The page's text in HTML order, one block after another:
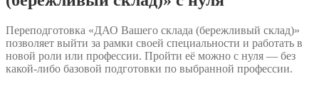
Переподготовка «ДАО Вашего склада (бережливый склад)»
позволяет выйти за рамки своей специальности и работать в
новой роли или профессии. Пройти её можно с нуля — без
какой-либо базовой подготовки по выбранной профессии.